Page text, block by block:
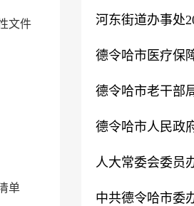
文件
单
河东街道办事处
德令哈市医疗保
德令哈市老干部
德令哈市人民政
人大常委会委员
中共德令哈市委